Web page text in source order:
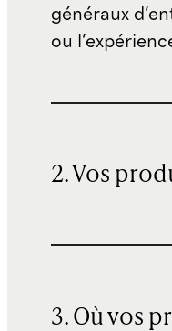
généraux
ou
2. Vos
3. Où vos